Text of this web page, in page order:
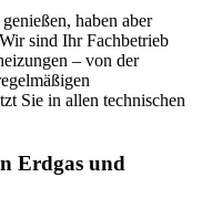
haben aber
sind Ihr Fachbetrieb
– von der
Sie in allen technischen
Erdgas und